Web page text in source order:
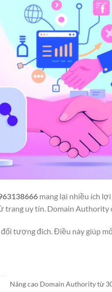
mang lại nhiều ích
trang uy tín. Domain Authority
tượng đích. Điều này giúp
Nâng cao Domain Authority từ